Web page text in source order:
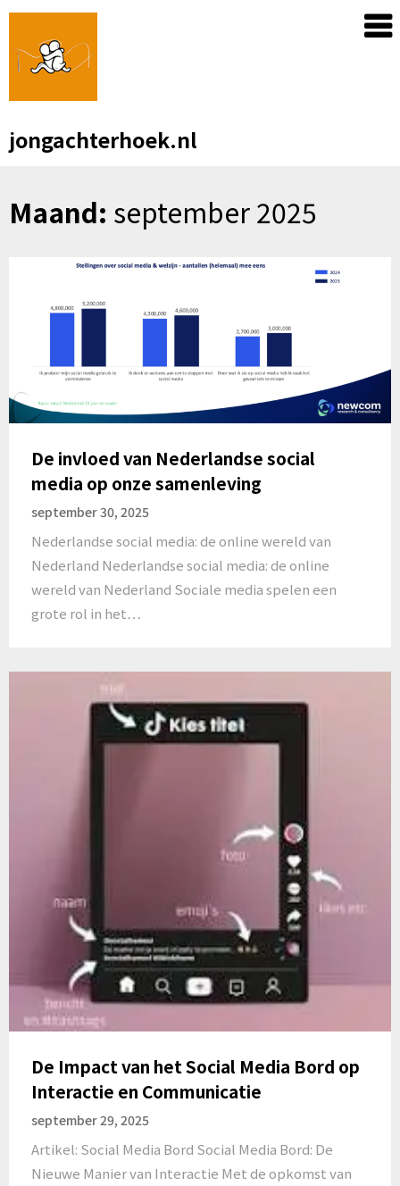
Skip
content
jongachterhoek.nl
Maand: september 2025
De invloed van Nederlandse social
media op onze samenleving
september 30, 2025
Nederlandse social media: de online wereld van
Nederland Nederlandse social media: de online
wereld van Nederland Sociale media spelen een
grote rol in het…
De Impact van het Social Media Bord op
Interactie en Communicatie
september 29, 2025
Artikel: Social Media Bord Social Media Bord: De
Nieuwe Manier van Interactie Met de opkomst van